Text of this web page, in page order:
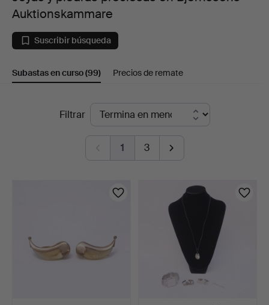
piedras
preciosas
Björnssons
Auktionskammare
Auktionskammare
Suscribir búsqueda
Subastas en curso(99) Precios de remate
SubastasFiltrar
1 3